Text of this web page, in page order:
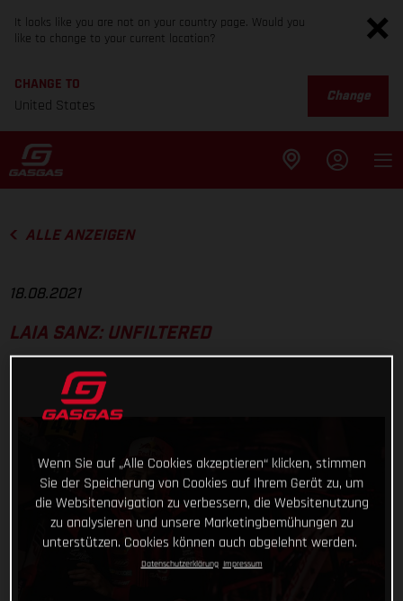
It looks like you are not on your country page. Would you
like to change to your current location?
CHANGE TO
United States
Change
ALLE ANZEIGEN
18.08.2021
LAIA SANZ: UNFILTERED
Wenn Sie auf „Alle Cookies akzeptieren“ klicken, stimmen
Sie der Speicherung von Cookies auf Ihrem Gerät zu, um
die Websitenavigation zu verbessern, die Websitenutzung
zu analysieren und unsere Marketingbemühungen zu
unterstützen. Cookies können auch abgelehnt werden.
Datenschutzerklärung Impressum